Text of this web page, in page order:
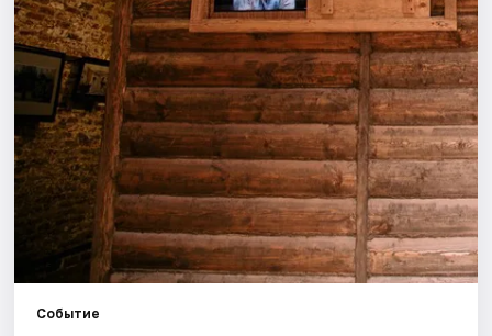
Артисты
Рейтинги
Событие